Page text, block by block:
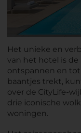
Het unieke en
van het hotel is
ontspannen en tot
baantjes trekt,
over de CityLife-
drie iconische
woningen.